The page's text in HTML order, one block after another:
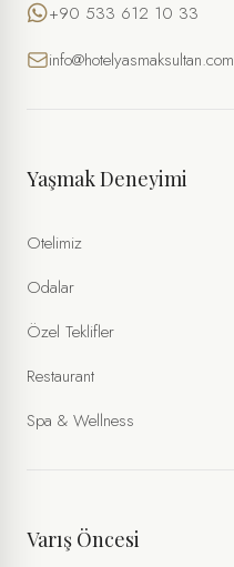
ÖZEL İSTEKLER / NOTLAR
+90 533 612 10 33
info@hotelyasmaksultan.com
Yaşmak Deneyimi
Otelimiz
Odalar
Özel Teklifler
Restaurant
Spa & Wellness
Varış Öncesi